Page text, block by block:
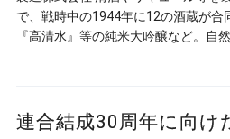
で、戦時中の1944年に12の酒蔵が合
『高清水』等の純米大吟醸など。自
連合結成30周年に向け